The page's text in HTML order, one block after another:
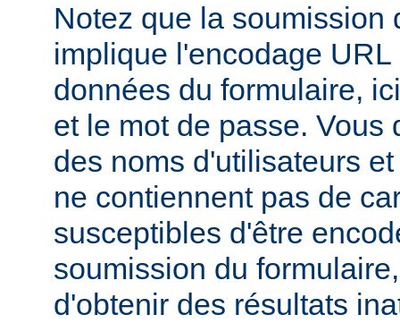
Notez que la soumission
implique l'encodage
données du formulaire,
et le mot de passe. Vous
des noms d'utilisateurs
ne contiennent pas de
susceptibles d'être
soumission du
d'obtenir des résultats